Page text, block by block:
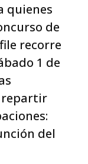
quienes
de
recorre
1 de
repartir
del